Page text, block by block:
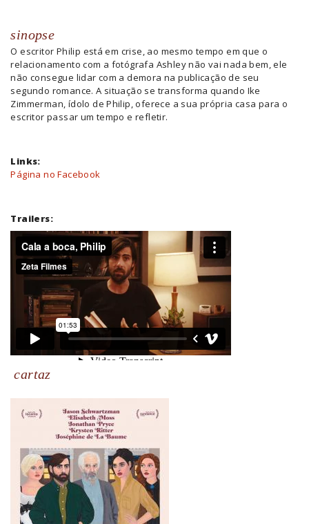
sinopse
O escritor Philip está em crise, ao mesmo tempo em que o
relacionamento com a fotógrafa Ashley não vai nada bem, ele
não consegue lidar com a demora na publicação de seu
segundo romance. A situação se transforma quando Ike
Zimmerman, ídolo de Philip, oferece a sua própria casa para o
escritor passar um tempo e refletir.
Links:
Página no Facebook
Trailers:
cartaz